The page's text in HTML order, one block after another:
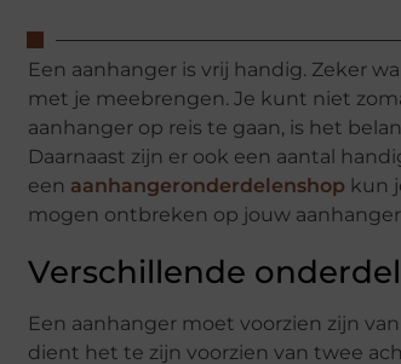
Een aanhanger is vrij handig. Zeker
met je meebrengen. Je kunt niet
aanhanger op reis te gaan, is het
Daarnaast zijn er ook een aantal
een aanhangeronderdelenshop kun
mogen ontbreken op jouw
Verschillende
Een aanhanger moet voorzien zijn
dient het te zijn voorzien van twee